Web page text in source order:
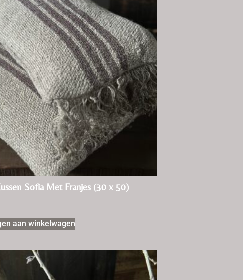
Sofia Met Franjes (30 x 50)
aan winkelwagen